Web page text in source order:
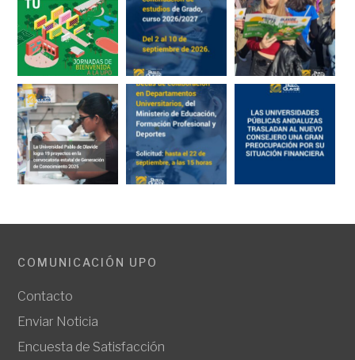
COMUNICACIÓN UPO
Contacto
Enviar Noticia
Encuesta de Satisfacción